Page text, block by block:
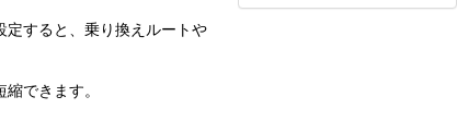
定すると、乗り換えルートや
できます。